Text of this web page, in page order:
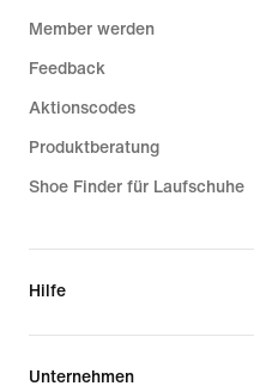
Member werden
Feedback
Aktionscodes
Produktberatung
Shoe Finder für Laufschuhe
Hilfe
Unternehmen